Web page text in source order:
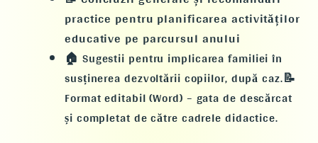
practice pentru planificarea activităților
educative pe parcursul anului
🏠 Sugestii pentru implicarea familiei în
susținerea dezvoltării copiilor, după caz.📝
Format editabil (Word) – gata de descărcat
și completat de către cadrele didactice.